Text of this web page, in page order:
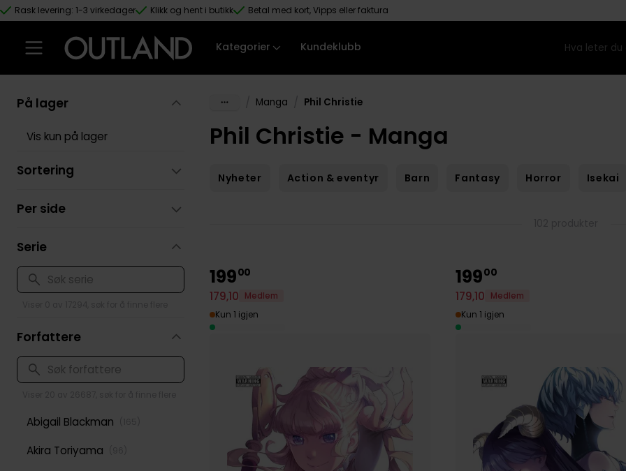
Hopp til hovedinnhold
Rask levering: 1-3 virkedager Klikk og hent i butikk Betal med kort, Vipps eller faktura
Kategorier Kundeklubb
Manga Phil Christie
Phil Christie - Manga
Nyheter Action & eventyr Barn Fantasy Horror Isekai
19900
179,10
Medlem
Kun 1 igjen
19900
179,10
Medlem
Kun 1 igjen
På lager
Vis kun på lager
Sortering
Per side
Serie
Forfattere
Abigail Blackman
Akira Toriyama